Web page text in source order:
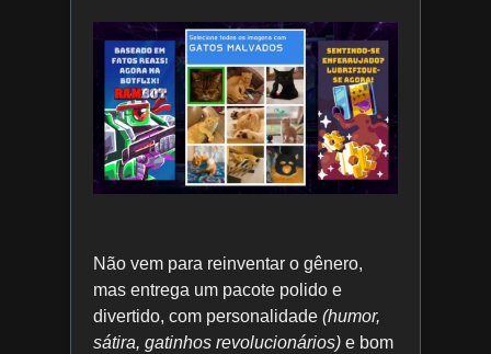
Não vem para reinventar o gênero,
mas entrega um pacote polido e
divertido, com personalidade (humor,
sátira, gatinhos revolucionários) e bom